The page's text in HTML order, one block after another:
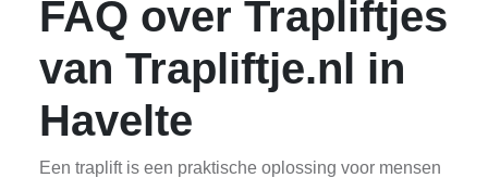
FAQ over Trapliftjes
van Trapliftje.nl in
Havelte
Een traplift is een praktische oplossing voor mensen